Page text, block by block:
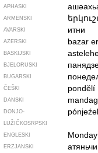
APHASKI
ARMENSKI
AVARSKI итни
AZERSKI bazar
BASKIJSKI
BJELORUSKI
BUGARSKI
ČEŠKI pondělí
DANSKI mandag
DONJO­
LUŽIČKOSRPSKI
ENGLESKI Monday
ERZJANSKI атяньчи